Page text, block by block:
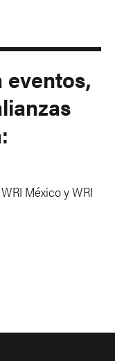
eventos,
México y WRI